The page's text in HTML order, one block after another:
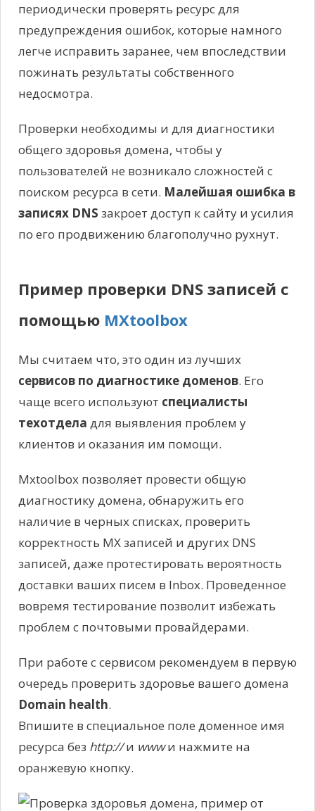
периодически проверять ресурс для
предупреждения ошибок, которые намного
легче исправить заранее, чем впоследствии
пожинать результаты собственного
недосмотра.
Проверки необходимы и для диагностики
общего здоровья домена, чтобы у
пользователей не возникало сложностей с
поиском ресурса в сети. Малейшая ошибка в
записях DNS закроет доступ к сайту и усилия
по его продвижению благополучно рухнут.
Пример проверки DNS записей с
помощью MXtoolbox
Мы считаем что, это один из лучших
сервисов по диагностике доменов. Его
чаще всего используют специалисты
техотдела для выявления проблем у
клиентов и оказания им помощи.
Mxtoolbox позволяет провести общую
диагностику домена, обнаружить его
наличие в черных списках, проверить
корректность MX записей и других DNS
записей, даже протестировать вероятность
доставки ваших писем в Inbox. Проведенное
вовремя тестирование позволит избежать
проблем с почтовыми провайдерами.
При работе с сервисом рекомендуем в первую
очередь проверить здоровье вашего домена
Domain health.
Впишите в специальное поле доменное имя
ресурса без http://и wwwи нажмите на
оранжевую кнопку.